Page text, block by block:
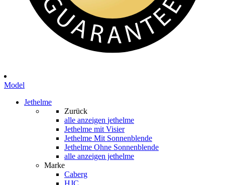
Model
Jethelme
Zurück
alle anzeigen jethelme
Jethelme mit Visier
Jethelme Mit Sonnenblende
Jethelme Ohne Sonnenblende
alle anzeigen jethelme
Marke
Caberg
HJC